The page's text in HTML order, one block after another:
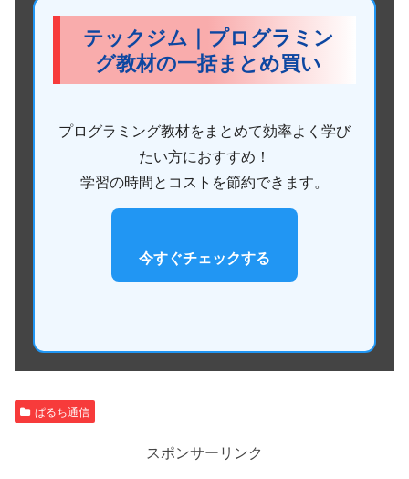
テックジム｜プログラミン
グ教材の一括まとめ買い
プログラミング教材をまとめて効率よく学び
たい方におすすめ！
学習の時間とコストを節約できます。
今すぐチェックする
ぱるち通信
スポンサーリンク